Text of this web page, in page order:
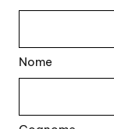
Nome